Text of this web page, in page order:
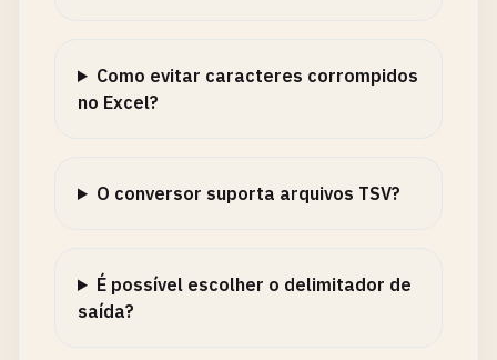
Como evitar caracteres corrompidos
no Excel?
O conversor suporta arquivos TSV?
É possível escolher o delimitador de
saída?